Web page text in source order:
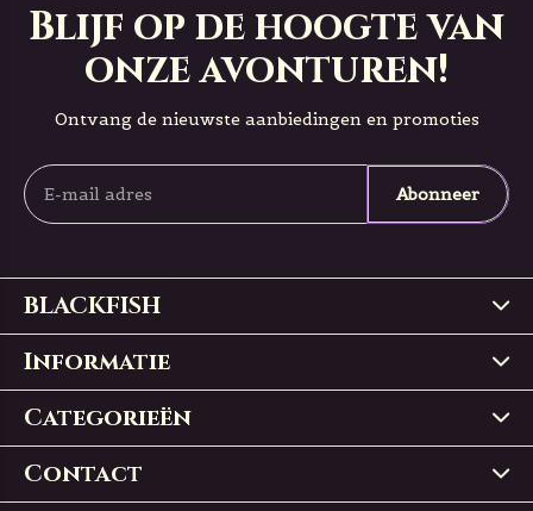
Blijf op de hoogte van
onze avonturen!
Ontvang de nieuwste aanbiedingen en promoties
Abonneer
BLACKFISH
Informatie
Categorieën
Contact